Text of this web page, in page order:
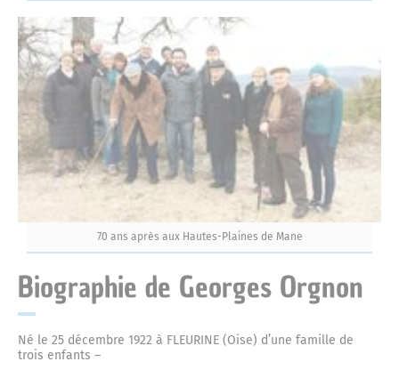
70 ans après aux Hautes-Plaines de Mane
Biographie de Georges Orgnon
Né le 25 décembre 1922 à FLEURINE (Oise) d’une famille de
trois enfants –